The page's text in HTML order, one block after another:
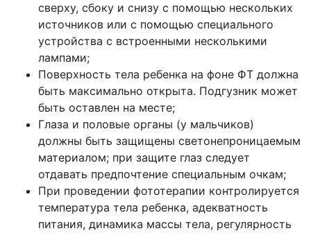
сверху, сбоку и снизу с помощью нескольких
источников или с помощью специального
устройства с встроенными несколькими
лампами;
Поверхность тела ребенка на фоне ФТ должна
быть максимально открыта. Подгузник может
быть оставлен на месте;
Глаза и половые органы (у мальчиков)
должны быть защищены светонепроницаемым
материалом; при защите глаз следует
отдавать предпочтение специальным очкам;
При проведении фототерапии контролируется
температура тела ребенка, адекватность
питания, динамика массы тела, регулярность